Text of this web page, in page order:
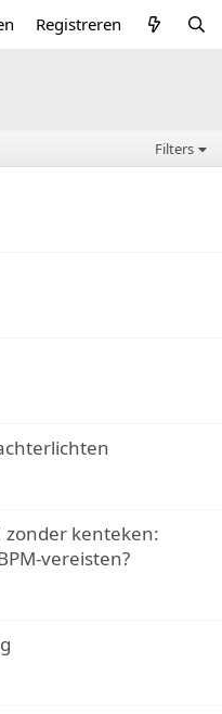
Registreren
Filters
zonder kenteken:
vereisten?